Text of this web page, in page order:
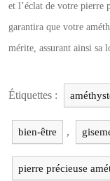
et l’éclat de votre pierre
garantira que votre
mérite, assurant ainsi sa
Étiquettes :
bien-être ,
pierre précieuse